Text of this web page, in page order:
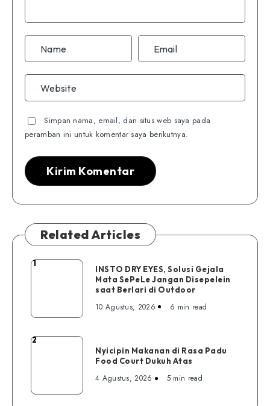
Simpan nama, email, dan situs web saya pada
peramban ini untuk komentar saya berikutnya.
Related Articles
INSTO
Mata
saat
1
INSTO DRY EYES, Solusi Gejala
Mata SePeLe Jangan Disepelein
saat Berlari di Outdoor
10 Agustus, 2026 6 min read
Nyicipin
2
Nyicipin Makanan di Rasa Padu
Food Court Dukuh Atas
4 Agustus, 2026 5 min read